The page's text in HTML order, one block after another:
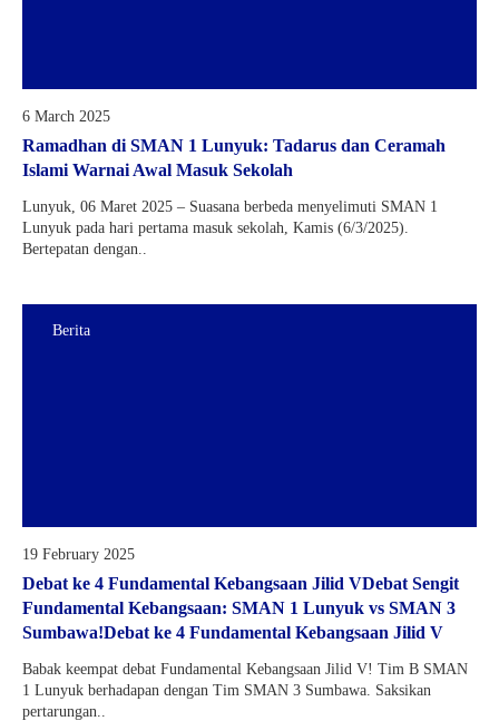
6 March 2025
Ramadhan di SMAN 1 Lunyuk: Tadarus dan Ceramah
Islami Warnai Awal Masuk Sekolah
Lunyuk, 06 Maret 2025 – Suasana berbeda menyelimuti SMAN 1
Lunyuk pada hari pertama masuk sekolah, Kamis (6/3/2025).
Bertepatan dengan..
Berita
19 February 2025
Debat ke 4 Fundamental Kebangsaan Jilid VDebat Sengit
Fundamental Kebangsaan: SMAN 1 Lunyuk vs SMAN 3
Sumbawa!Debat ke 4 Fundamental Kebangsaan Jilid V
Babak keempat debat Fundamental Kebangsaan Jilid V! Tim B SMAN
1 Lunyuk berhadapan dengan Tim SMAN 3 Sumbawa. Saksikan
pertarungan..